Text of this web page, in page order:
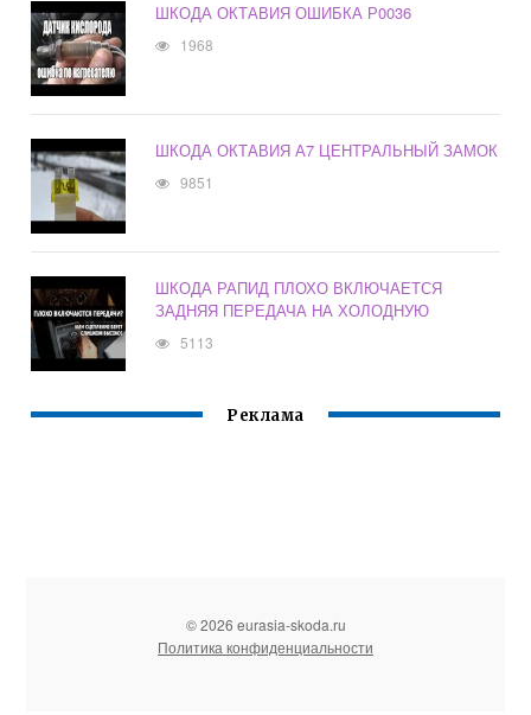
ШКОДА ОКТАВИЯ ОШИБКА Р0036
1968
ШКОДА ОКТАВИЯ А7 ЦЕНТРАЛЬНЫЙ ЗАМОК
9851
ШКОДА РАПИД ПЛОХО ВКЛЮЧАЕТСЯ
ЗАДНЯЯ ПЕРЕДАЧА НА ХОЛОДНУЮ
5113
Реклама
© 2026 eurasia-skoda.ru
Политика конфиденциальности